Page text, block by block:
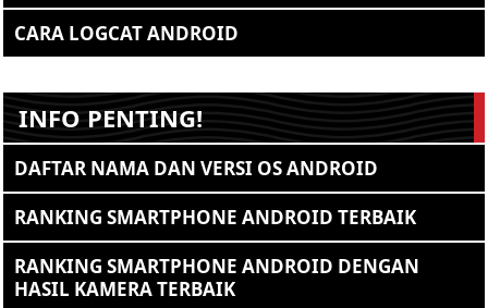
CARA LOGCAT ANDROID
INFO PENTING!
DAFTAR NAMA DAN VERSI OS ANDROID
RANKING SMARTPHONE ANDROID TERBAIK
RANKING SMARTPHONE ANDROID DENGAN
HASIL KAMERA TERBAIK